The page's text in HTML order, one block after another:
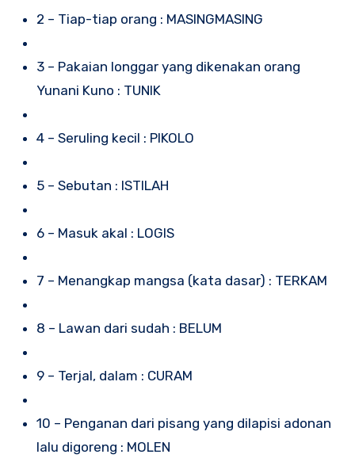
2 – Tiap-tiap orang : MASINGMASING
3 – Pakaian longgar yang dikenakan orang
Yunani Kuno : TUNIK
4 – Seruling kecil : PIKOLO
5 – Sebutan : ISTILAH
6 – Masuk akal : LOGIS
7 – Menangkap mangsa (kata dasar) : TERKAM
8 – Lawan dari sudah : BELUM
9 – Terjal, dalam : CURAM
10 – Penganan dari pisang yang dilapisi adonan
lalu digoreng : MOLEN